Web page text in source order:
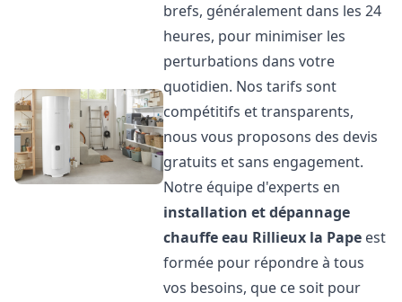
brefs, généralement dans les 24
heures, pour minimiser les
perturbations dans votre
quotidien. Nos tarifs sont
compétitifs et transparents,
nous vous proposons des devis
gratuits et sans engagement.
Notre équipe d'experts en
installation et dépannage
chauffe eau Rillieux la Pape est
formée pour répondre à tous
vos besoins, que ce soit pour